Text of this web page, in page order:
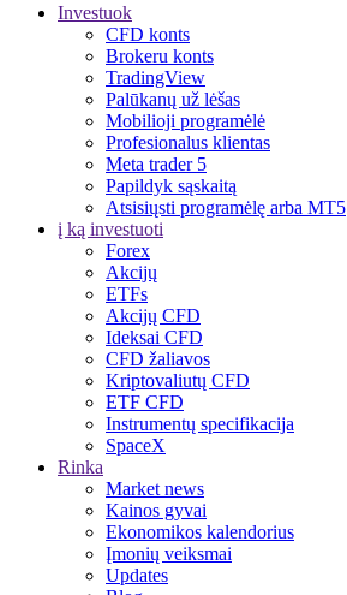
Investuok
CFD konts
Brokeru konts
TradingView
Palūkanų už lėšas
Mobilioji programėlė
Profesionalus klientas
Meta trader 5
Papildyk sąskaitą
Atsisiųsti programėlę arba MT5
į ką investuoti
Forex
Akcijų
ETFs
Akcijų CFD
Ideksai CFD
CFD žaliavos
Kriptovaliutų CFD
ETF CFD
Instrumentų specifikacija
SpaceX
Rinka
Market news
Kainos gyvai
Ekonomikos kalendorius
Įmonių veiksmai
Updates